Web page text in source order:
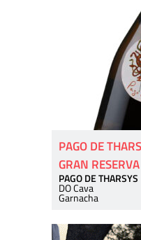
PAGO DE
GRAN RESERVA
PAGO DE THARSYS
DO Cava
Garnacha